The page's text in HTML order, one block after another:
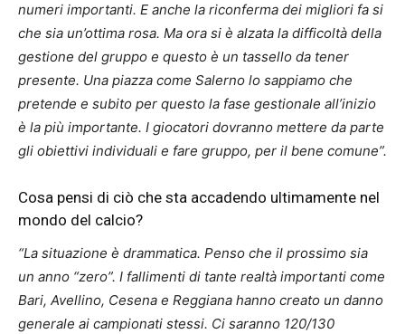
numeri importanti. E anche la riconferma dei migliori fa si
che sia un’ottima rosa. Ma ora si è alzata la difficoltà della
gestione del gruppo e questo è un tassello da tener
presente. Una piazza come Salerno lo sappiamo che
pretende e subito per questo la fase gestionale all’inizio
è la più importante. I giocatori dovranno mettere da parte
gli obiettivi individuali e fare gruppo, per il bene comune”.
Cosa pensi di ciò che sta accadendo ultimamente nel
mondo del calcio?
“La situazione è drammatica. Penso che il prossimo sia
un anno “zero”. I fallimenti di tante realtà importanti come
Bari, Avellino, Cesena e Reggiana hanno creato un danno
generale ai campionati stessi. Ci saranno 120/130